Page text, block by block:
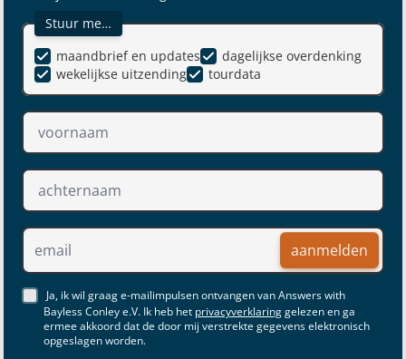
Stuur me…
maandbrief en updates
dagelijkse overdenking
wekelijkse uitzending
tourdata
aanmelden
Ja, ik wil graag e-mailimpulsen ontvangen van Answers with
Bayless Conley e.V. Ik heb het privacyverklaringgelezen en ga
ermee akkoord dat de door mij verstrekte gegevens elektronisch
opgeslagen worden.